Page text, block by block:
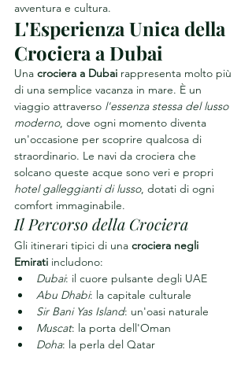
avventura e cultura.
L'Esperienza Unica della
Crociera a Dubai
Una crociera a Dubai rappresenta molto più
di una semplice vacanza in mare. È un
viaggio attraverso l'essenza stessa del lusso
moderno, dove ogni momento diventa
un'occasione per scoprire qualcosa di
straordinario. Le navi da crociera che
solcano queste acque sono veri e propri
hotel galleggianti di lusso, dotati di ogni
comfort immaginabile.
Il Percorso della Crociera
Gli itinerari tipici di una crociera negli
Emirati includono:
Dubai: il cuore pulsante degli UAE
Abu Dhabi: la capitale culturale
Sir Bani Yas Island: un'oasi naturale
Muscat: la porta dell'Oman
Doha: la perla del Qatar